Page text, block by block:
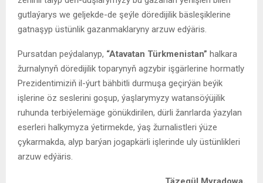
gutlaýarys we geljekde-de şeýle döredijilik bäsleşiklerine
gatnaşyp üstünlik gazanmaklaryny arzuw edýäris.
Pursatdan peýdalanyp, “Atavatan Türkmenistan” halkara
žurnalynyň döredijilik toparynyň agzybir işgärlerine hormatly
Prezidentimiziň il-ýurt bähbitli durmuşa geçirýän beýik
işlerine öz seslerini goşup, ýaşlarymyzy watansöýüjilik
ruhunda terbiýelemäge gönükdirilen, dürli žanrlarda ýazylan
eserleri halkymyza ýetirmekde, ýaş žurnalistleri ýüze
çykarmakda, alyp barýan jogapkärli işlerinde uly üstünlikleri
arzuw edýäris.